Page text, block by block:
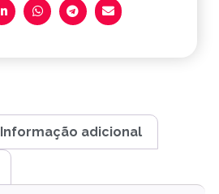
Informação adicional